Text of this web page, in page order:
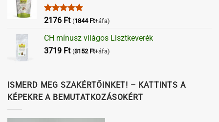
Értékelés:
2176 Ft (1844 Ft+áfa)
CH mínusz világos Lisztkeverék
3719 Ft (3152 Ft+áfa)
ISMERD MEG SZAKÉRTŐINKET! – KATTINTS A
KÉPEKRE A BEMUTATKOZÁSOKÉRT